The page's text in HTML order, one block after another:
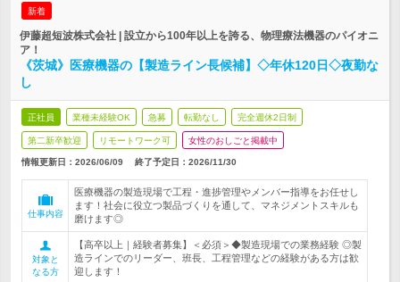
新着
伊藤超短波株式会社 | 設立から100年以上を誇る、物理療法機器のパイオニ
ア！
《茨城》医療機器の【製造ライン長候補】◇年休120日◇夜勤な
し
正社員 業種未経験OK 急募 転勤なし 完全週休2日制
第二新卒歓迎 リモートワーク可 女性のおしごと掲載中
情報更新日：2026/06/09 終了予定日： 2026/11/30
仕事内容
医療機器の製造現場で工程・進捗管理やメンバー指導をお任せし
ます！社会に役立つ製品づくりを通して、マネジメントスキルも
磨けます◎
対象と
なる方
【高卒以上｜経験者募集】＜必須＞◆製造現場での業務経験 ◎製
造ラインでのリーダー、班長、工程管理などの経験がある方は歓
迎します！